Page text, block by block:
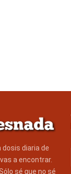
diaria de
a encontrar.
sé que no sé